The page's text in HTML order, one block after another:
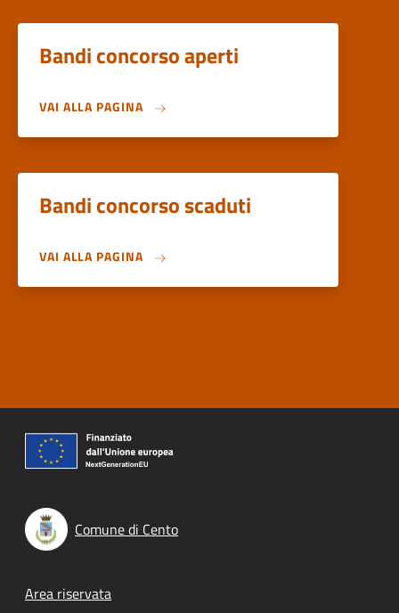
Bandi concorso aperti
VAI ALLA PAGINA
Bandi concorso scaduti
VAI ALLA PAGINA
Comune di Cento
Footer menu
Area riservata